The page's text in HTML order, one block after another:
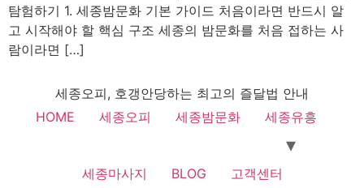
탐험하기 1. 세종밤문화 기본 가이드 처음이라면 반드시 알
고 시작해야 할 핵심 구조 세종의 밤문화를 처음 접하는 사
람이라면 […]
세종오피, 호갱안당하는 최고의 즐달법 안내
HOME
세종오피 세종밤문화 세종유흥
세종마사지 BLOG
고객센터